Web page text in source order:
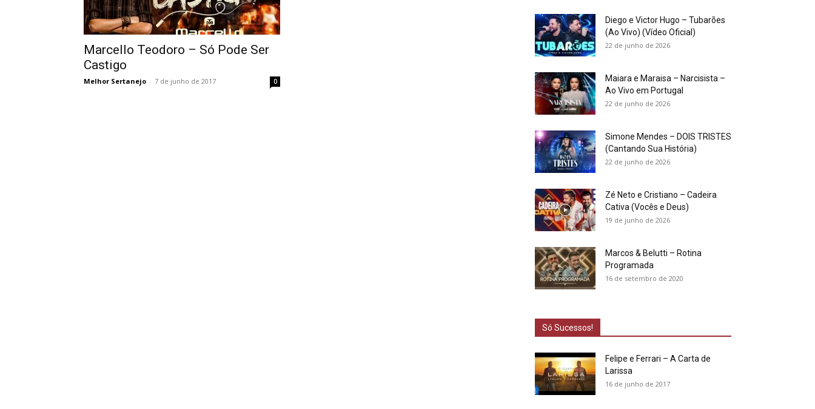
Marcello Teodoro – Só Pode Ser
Castigo
Melhor Sertanejo - 7 de junho de 2017 0
Diego e Victor Hugo – Tubarões
(Ao Vivo) (Vídeo Oficial)
22 de junho de 2026
Maiara e Maraisa – Narcisista –
Ao Vivo em Portugal
22 de junho de 2026
Simone Mendes – DOIS TRISTES
(Cantando Sua História)
22 de junho de 2026
Zé Neto e Cristiano – Cadeira
Cativa (Vocês e Deus)
19 de junho de 2026
Marcos & Belutti – Rotina
Programada
16 de setembro de 2020
Só Sucessos!
Felipe e Ferrari – A Carta de
Larissa
16 de junho de 2017